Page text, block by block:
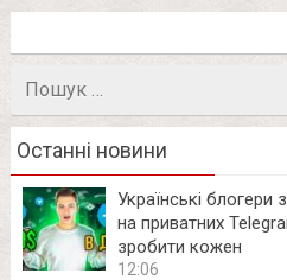
Останні новини
Українські
на приватних
зробити кожен
12:06